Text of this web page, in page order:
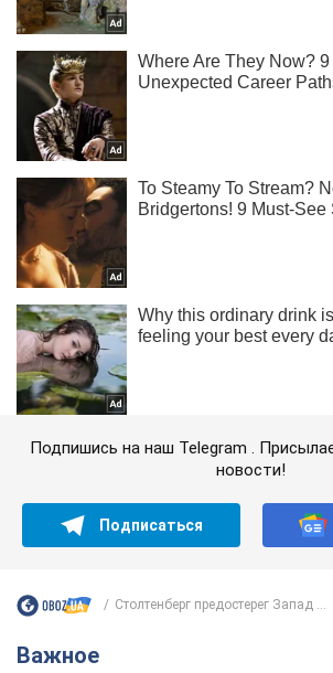
Подпишись на наш Telegram .
новости!
Подписаться
Столтенберг предостерег Запад ...
Важное